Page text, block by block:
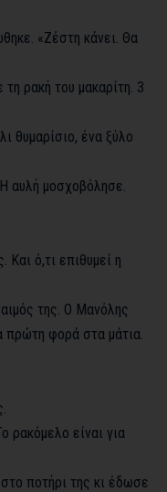
«Ζέστη κάνει. Θα
ρακή του μακαρίτη. 3
θυμαρίσιο, ένα ξύλο
αυλή μοσχοβόλησε.
Και ό,τι επιθυμεί η
της. Ο Μανόλης
πρώτη φορά στα μάτια.
ρακόμελο είναι για
ποτήρι της κι έδωσε